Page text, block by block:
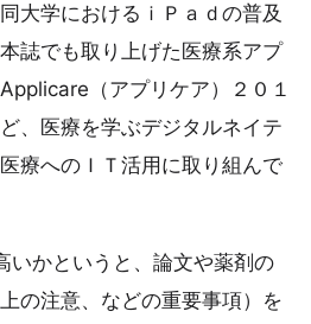
大学におけるｉＰａｄの普及
誌でも取り上げた医療系アプ
（アプリケア）２０１
、医療を学ぶデジタルネイテ
療へのＩＴ活用に取り組んで
いかというと、論文や薬剤の
の注意、などの重要事項）を